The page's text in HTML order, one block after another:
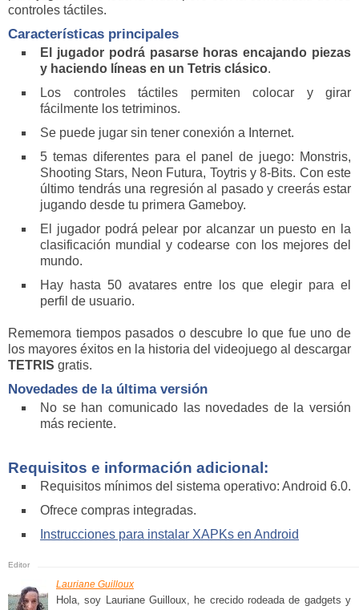
controles táctiles.
Características principales
El jugador podrá pasarse horas encajando piezas
y haciendo líneas en un Tetris clásico.
Los controles táctiles permiten colocar y girar
fácilmente los tetriminos.
Se puede jugar sin tener conexión a Internet.
5 temas diferentes para el panel de juego: Monstris,
Shooting Stars, Neon Futura, Toytris y 8-Bits. Con este
último tendrás una regresión al pasado y creerás estar
jugando desde tu primera Gameboy.
El jugador podrá pelear por alcanzar un puesto en la
clasificación mundial y codearse con los mejores del
mundo.
Hay hasta 50 avatares entre los que elegir para el
perfil de usuario.
Rememora tiempos pasados o descubre lo que fue uno de
los mayores éxitos en la historia del videojuego al descargar
TETRIS gratis.
Novedades de la última versión
No se han comunicado las novedades de la versión
más reciente.
Requisitos e información adicional:
Requisitos mínimos del sistema operativo: Android 6.0.
Ofrece compras integradas.
Instrucciones para instalar XAPKs en Android
Lauriane Guilloux
Hola, soy Lauriane Guilloux, he crecido rodeada de gadgets y